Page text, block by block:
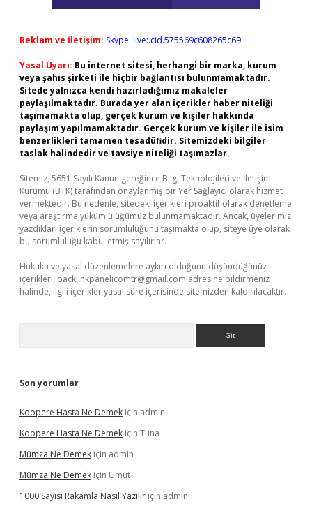
Reklam ve İletişim: Skype: live:.cid.575569c608265c69
Yasal Uyarı: Bu internet sitesi, herhangi bir marka, kurum
veya şahıs şirketi ile hiçbir bağlantısı bulunmamaktadır.
Sitede yalnızca kendi hazırladığımız makaleler
paylaşılmaktadır. Burada yer alan içerikler haber niteliği
taşımamakta olup, gerçek kurum ve kişiler hakkında
paylaşım yapılmamaktadır. Gerçek kurum ve kişiler ile isim
benzerlikleri tamamen tesadüfidir. Sitemizdeki bilgiler
taslak halindedir ve tavsiye niteliği taşımazlar.
Sitemiz, 5651 Sayılı Kanun gereğince Bilgi Teknolojileri ve İletişim
Kurumu (BTK) tarafından onaylanmış bir Yer Sağlayıcı olarak hizmet
vermektedir. Bu nedenle, sitedeki içerikleri proaktif olarak denetleme
veya araştırma yükümlülüğümüz bulunmamaktadır. Ancak, üyelerimiz
yazdıkları içeriklerin sorumluluğunu taşımakta olup, siteye üye olarak
bu sorumluluğu kabul etmiş sayılırlar.
Hukuka ve yasal düzenlemelere aykırı olduğunu düşündüğünüz
içerikleri, backlinkpanelicomtr@gmail.com adresine bildirmeniz
halinde, ilgili içerikler yasal süre içerisinde sitemizden kaldırılacaktır.
Son yorumlar
Koopere Hasta Ne Demek için admin
Koopere Hasta Ne Demek için Tuna
Mümza Ne Demek için admin
Mümza Ne Demek için Umut
1000 Sayısı Rakamla Nasıl Yazılır için admin